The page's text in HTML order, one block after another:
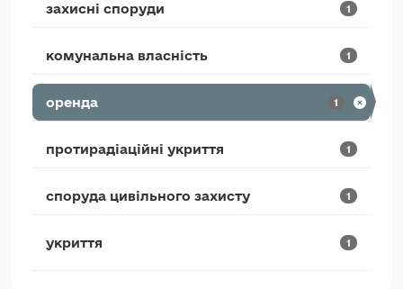
захисні споруди 1
комунальна власність 1
оренда 1
протирадіаційні укриття 1
споруда цивільного захисту 1
укриття 1